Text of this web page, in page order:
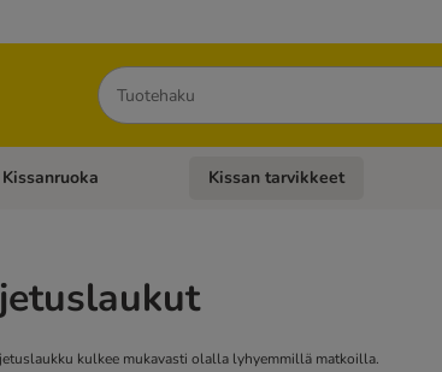
Hae
kategoriavalikko: Koiran tarvikkeet
Kissanruoka Avaa kategoriavalikko: Kissanruoka
Kissan tarvikkeet
kulkee mukavasti olalla lyhyemmillä matkoilla.